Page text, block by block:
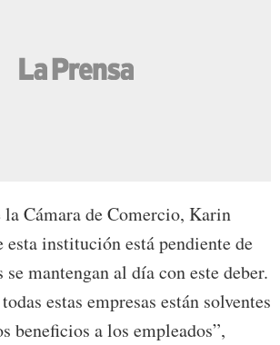
Cámara de Comercio, Karin
institución está pendiente de
mantengan al día con este deber.
estas empresas están solventes
beneficios a los empleados”,